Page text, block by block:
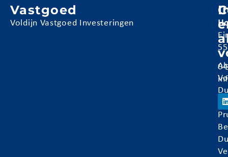
Vastgoed
Voldijn Vastgoed Investeringen